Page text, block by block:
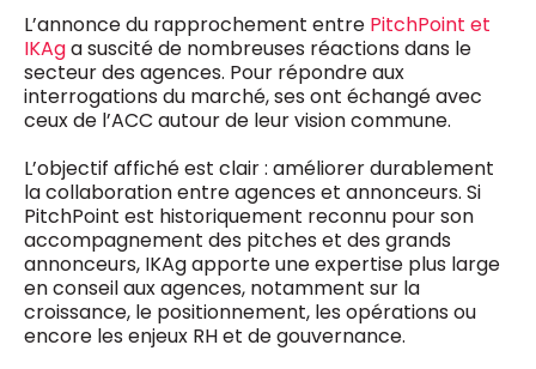
L’annonce du rapprochement entre PitchPoint et
IKAga suscité de nombreuses réactions dans le
secteur des agences. Pour répondre aux
interrogations du marché, ses ont échangé avec
ceux de l’ACC autour de leur vision commune.
L’objectif affiché est clair : améliorer durablement
la collaboration entre agences et annonceurs. Si
PitchPoint est historiquement reconnu pour son
accompagnement des pitches et des grands
annonceurs, IKAg apporte une expertise plus large
en conseil aux agences, notamment sur la
croissance, le positionnement, les opérations ou
encore les enjeux RH et de gouvernance.
RECHERCHER
Managing Director
Jean-Vianney Philippe
0471 92 01 98
jeanvianney@mm.be
Fred Bouchar
0498 88 64 89
f.bouchar@mm.be
Chief Editor
Griet Byl
0475 97 12 57
g.byl@mm.be
Utilisez lesguillemets("") pour effectuer une
recherche sur les termes exacts (dans le même
ordre et à la suite).
Utilisez le signe +pour effectuer une recherche
sur les textes comprenants l'ensemble des
dans le texte).
VALIDER
Abonnement d’entreprise
NOTRE CONTENU DIGITAL :
Daily
Freemium